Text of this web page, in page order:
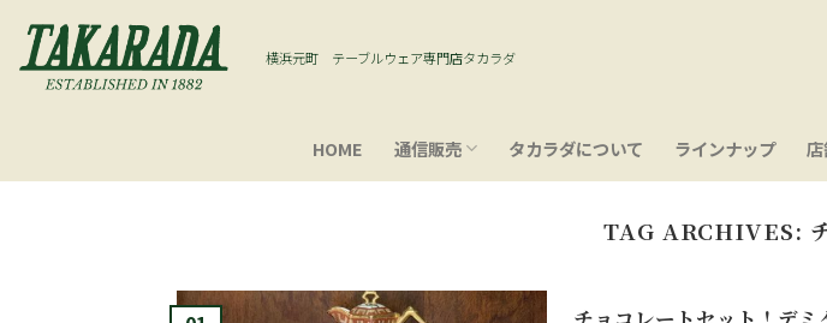
content
横浜元町 テーブルウェア専門店タカラダ
HOME 通信販売 タカラダについて ラインナップ
TAG ARCHIVES: